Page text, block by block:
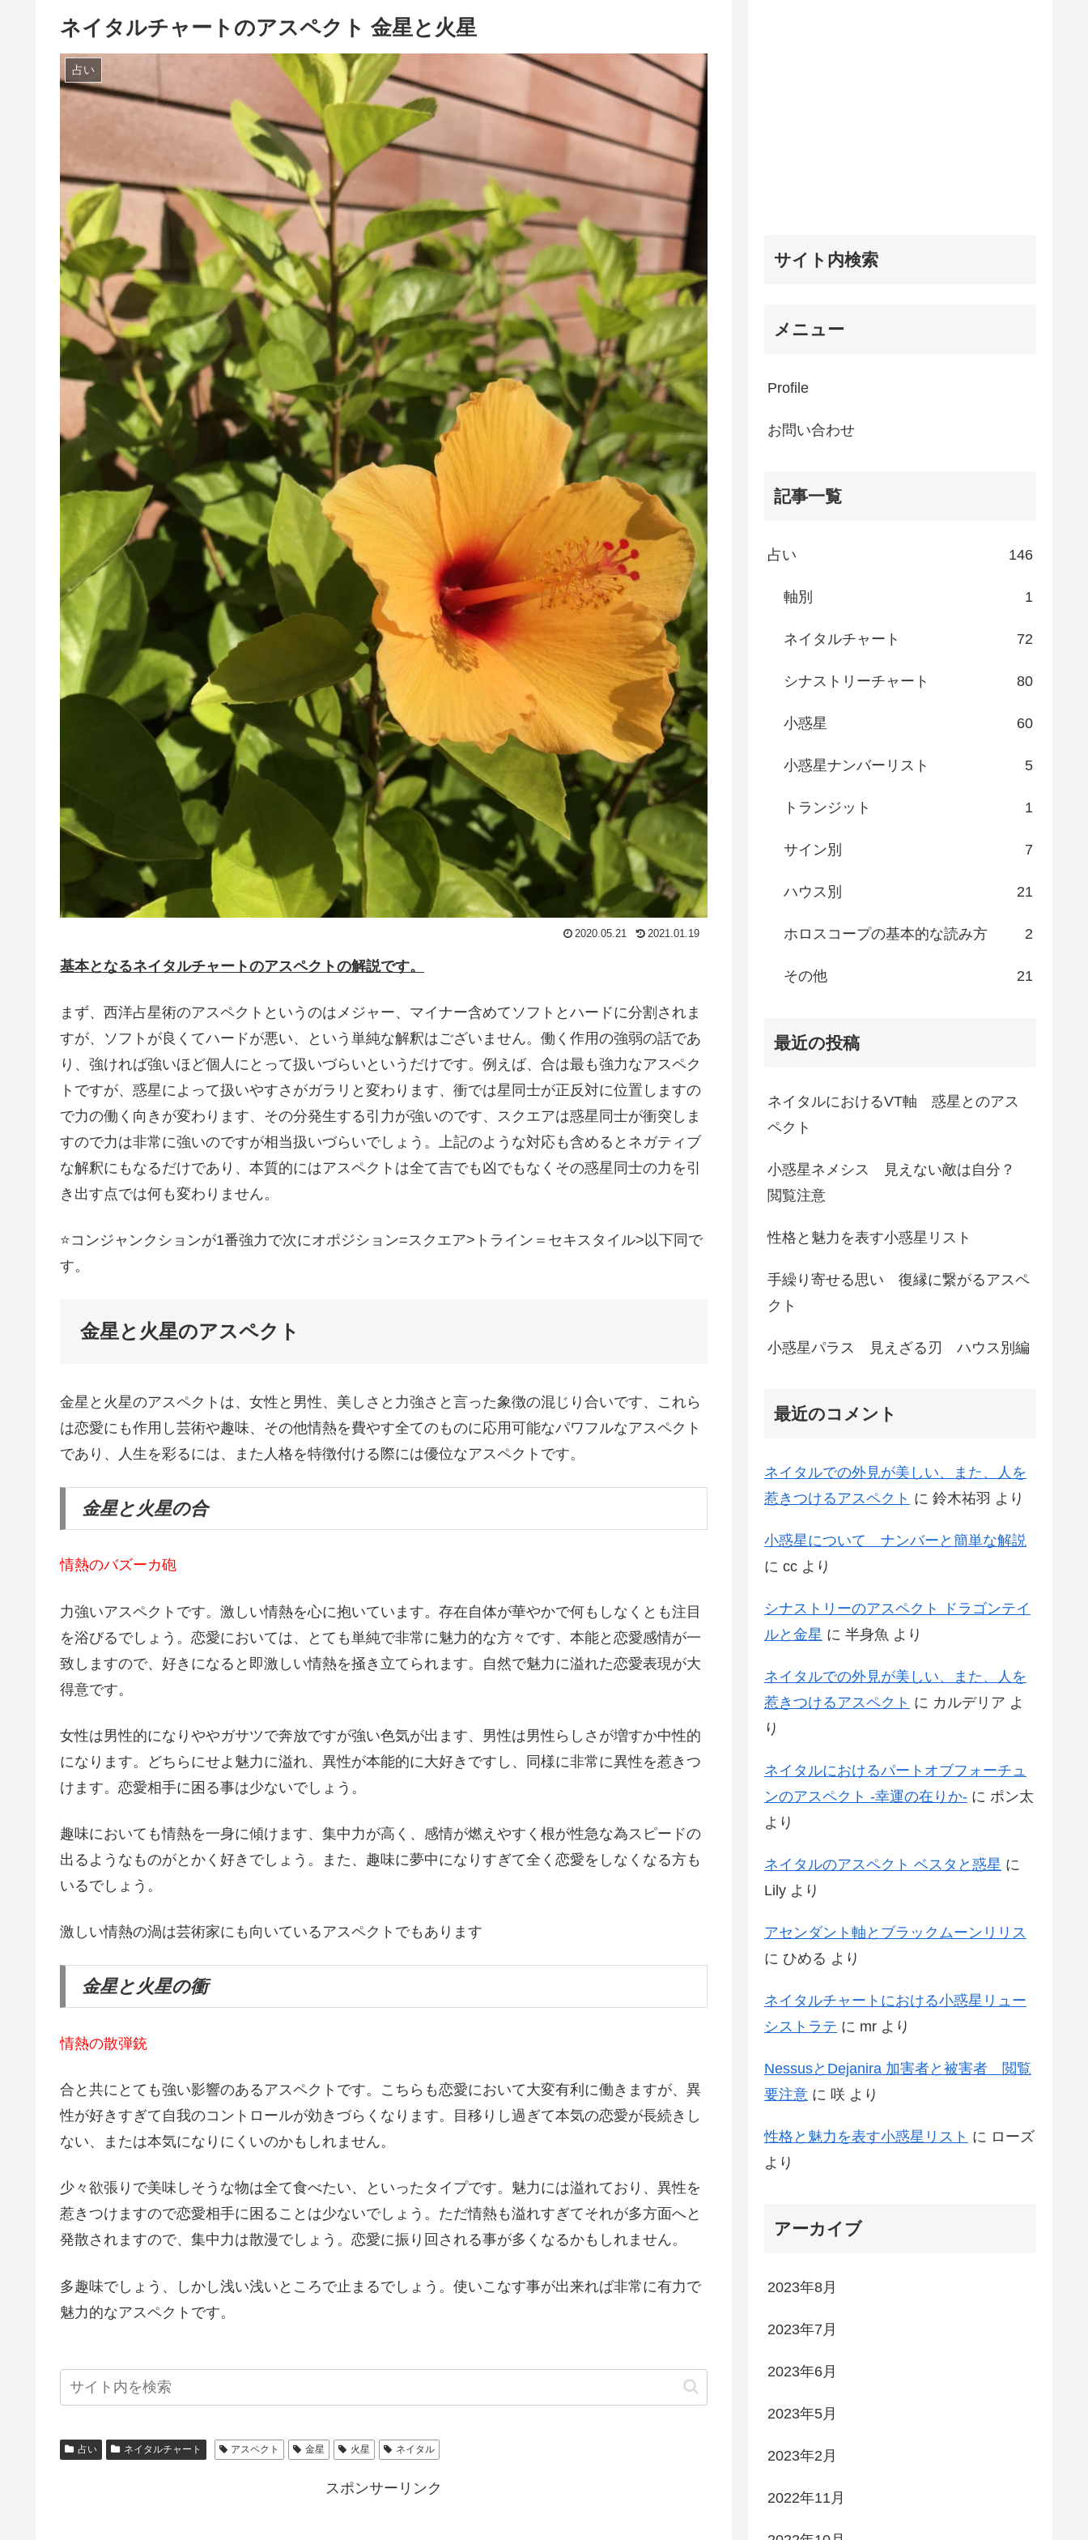
ネイタルチャートのアスペクト 金星と火星
占い
2020.05.21 2021.01.19
基本となるネイタルチャートのアスペクトの解説です。
まず、西洋占星術のアスペクトというのはメジャー、マイナー含めてソフトとハードに分割されま
すが、ソフトが良くてハードが悪い、という単純な解釈はございません。働く作用の強弱の話であ
り、強ければ強いほど個人にとって扱いづらいというだけです。例えば、合は最も強力なアスペク
トですが、惑星によって扱いやすさがガラリと変わります、衝では星同士が正反対に位置しますの
で力の働く向きが変わります、その分発生する引力が強いのです、スクエアは惑星同士が衝突しま
すので力は非常に強いのですが相当扱いづらいでしょう。上記のような対応も含めるとネガティブ
な解釈にもなるだけであり、本質的にはアスペクトは全て吉でも凶でもなくその惑星同士の力を引
き出す点では何も変わりません。
⭐️コンジャンクションが1番強力で次にオポジション=スクエア>トライン＝セキスタイル>以下同で
す。
金星と火星のアスペクト
金星と火星のアスペクトは、女性と男性、美しさと力強さと言った象徴の混じり合いです、これら
は恋愛にも作用し芸術や趣味、その他情熱を費やす全てのものに応用可能なパワフルなアスペクト
であり、人生を彩るには、また人格を特徴付ける際には優位なアスペクトです。
金星と火星の合
情熱のバズーカ砲
力強いアスペクトです。激しい情熱を心に抱いています。存在自体が華やかで何もしなくとも注目
を浴びるでしょう。恋愛においては、とても単純で非常に魅力的な方々です、本能と恋愛感情が一
致しますので、好きになると即激しい情熱を掻き立てられます。自然で魅力に溢れた恋愛表現が大
得意です。
女性は男性的になりややガサツで奔放ですが強い色気が出ます、男性は男性らしさが増すか中性的
になります。どちらにせよ魅力に溢れ、異性が本能的に大好きですし、同様に非常に異性を惹きつ
けます。恋愛相手に困る事は少ないでしょう。
趣味においても情熱を一身に傾けます、集中力が高く、感情が燃えやすく根が性急な為スピードの
出るようなものがとかく好きでしょう。また、趣味に夢中になりすぎて全く恋愛をしなくなる方も
いるでしょう。
激しい情熱の渦は芸術家にも向いているアスペクトでもあります
金星と火星の衝
情熱の散弾銃
合と共にとても強い影響のあるアスペクトです。こちらも恋愛において大変有利に働きますが、異
性が好きすぎて自我のコントロールが効きづらくなります。目移りし過ぎて本気の恋愛が長続きし
ない、または本気になりにくいのかもしれません。
少々欲張りで美味しそうな物は全て食べたい、といったタイプです。魅力には溢れており、異性を
惹きつけますので恋愛相手に困ることは少ないでしょう。ただ情熱も溢れすぎてそれが多方面へと
発散されますので、集中力は散漫でしょう。恋愛に振り回される事が多くなるかもしれません。
多趣味でしょう、しかし浅い浅いところで止まるでしょう。使いこなす事が出来れば非常に有力で
魅力的なアスペクトです。
占い ネイタルチャート アスペクト 金星 火星 ネイタル
スポンサーリンク
サイト内検索
メニュー
Profile
お問い合わせ
記事一覧
占い 146
軸別 1
ネイタルチャート 72
シナストリーチャート 80
小惑星 60
小惑星ナンバーリスト 5
トランジット 1
サイン別 7
ハウス別 21
ホロスコープの基本的な読み方 2
その他 21
最近の投稿
ネイタルにおけるVT軸 惑星とのアス
ペクト
小惑星ネメシス 見えない敵は自分？
閲覧注意
性格と魅力を表す小惑星リスト
手繰り寄せる思い 復縁に繋がるアスペ
クト
小惑星パラス 見えざる刃 ハウス別編
最近のコメント
ネイタルでの外見が美しい、また、人を
惹きつけるアスペクト に 鈴木祐羽 より
小惑星について ナンバーと簡単な解説
に cc より
シナストリーのアスペクト ドラゴンテイ
ルと金星 に 半身魚 より
ネイタルでの外見が美しい、また、人を
惹きつけるアスペクト に カルデリア よ
り
ネイタルにおけるパートオブフォーチュ
ンのアスペクト -幸運の在りか- に ポン太
より
ネイタルのアスペクト ベスタと惑星 に
Lily より
アセンダント軸とブラックムーンリリス
に ひめる より
ネイタルチャートにおける小惑星リュー
シストラテ に mr より
NessusとDejanira 加害者と被害者 閲覧
要注意 に 咲 より
性格と魅力を表す小惑星リスト に ローズ
より
アーカイブ
2023年8月
2023年7月
2023年6月
2023年5月
2023年2月
2022年11月